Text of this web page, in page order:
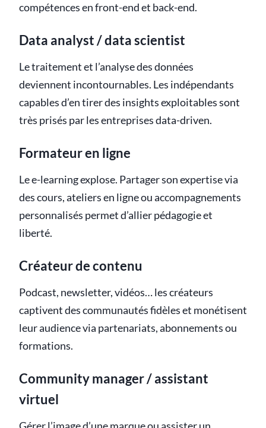
compétences en front-end et back-end.
Data analyst / data scientist
Le traitement et l’analyse des données
deviennent incontournables. Les indépendants
capables d’en tirer des insights exploitables sont
très prisés par les entreprises data-driven.
Formateur en ligne
Le e-learning explose. Partager son expertise via
des cours, ateliers en ligne ou accompagnements
personnalisés permet d’allier pédagogie et
liberté.
Créateur de contenu
Podcast, newsletter, vidéos… les créateurs
captivent des communautés fidèles et monétisent
leur audience via partenariats, abonnements ou
formations.
Community manager / assistant
virtuel